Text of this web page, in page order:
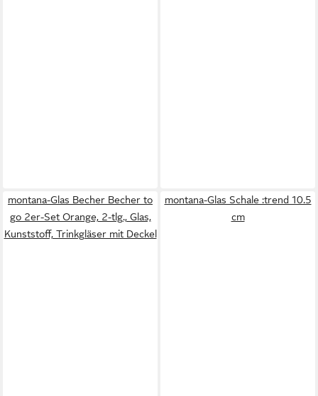
montana-Glas Becher Becher to
go 2er-Set Orange, 2-tlg., Glas,
Kunststoff, Trinkgläser mit Deckel
montana-Glas Schale :trend 10.5
cm